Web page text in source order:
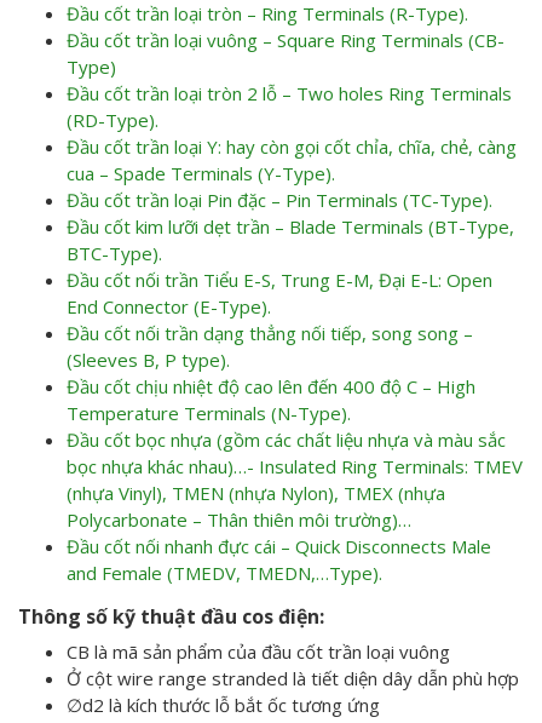
Đầu cốt trần loại tròn – Ring Terminals (R-Type).
Đầu cốt trần loại vuông – Square Ring Terminals (CB-
Type)
Đầu cốt trần loại tròn 2 lỗ – Two holes Ring Terminals
(RD-Type).
Đầu cốt trần loại Y: hay còn gọi cốt chỉa, chĩa, chẻ, càng
cua – Spade Terminals (Y-Type).
Đầu cốt trần loại Pin đặc – Pin Terminals (TC-Type).
Đầu cốt kim lưỡi dẹt trần – Blade Terminals (BT-Type,
BTC-Type).
Đầu cốt nối trần Tiểu E-S, Trung E-M, Đại E-L: Open
End Connector (E-Type).
Đầu cốt nối trần dạng thẳng nối tiếp, song song –
(Sleeves B, P type).
Đầu cốt chịu nhiệt độ cao lên đến 400 độ C – High
Temperature Terminals (N-Type).
Đầu cốt bọc nhựa (gồm các chất liệu nhựa và màu sắc
bọc nhựa khác nhau)…- Insulated Ring Terminals: TMEV
(nhựa Vinyl), TMEN (nhựa Nylon), TMEX (nhựa
Polycarbonate – Thân thiên môi trường)…
Đầu cốt nối nhanh đực cái – Quick Disconnects Male
and Female (TMEDV, TMEDN,…Type).
Thông số kỹ thuật đầu cos điện:
CB là mã sản phẩm của đầu cốt trần loại vuông
Ở cột wire range stranded là tiết diện dây dẫn phù hợp
∅d2 là kích thước lỗ bắt ốc tương ứng